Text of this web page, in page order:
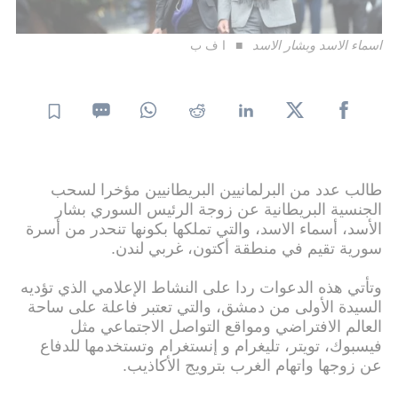
اسماء الاسد وبشار الاسد ا ف ب
طالب عدد من البرلمانيين البريطانيين مؤخرا لسحب
الجنسية البريطانية عن زوجة الرئيس السوري بشار
الأسد، أسماء الاسد، والتي تملكها بكونها تنحدر من أسرة
سورية تقيم في منطقة أكتون، غربي لندن.
وتأتي هذه الدعوات ردا على النشاط الإعلامي الذي تؤديه
السيدة الأولى من دمشق، والتي تعتبر فاعلة على ساحة
العالم الافتراضي ومواقع التواصل الاجتماعي مثل
فيسبوك، تويتر، تليغرام و إنستغرام وتستخدمها للدفاع
عن زوجها واتهام الغرب بترويج الأكاذيب.